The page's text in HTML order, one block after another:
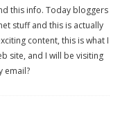
this info. Today bloggers
stuff and this is actually
content, this is what I
site, and I will be visiting
email?